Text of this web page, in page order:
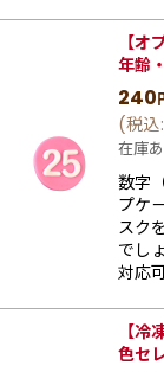
【
年齢
240
(税込:
在庫
数字
プケ
スク
でし
対応
【
色セ